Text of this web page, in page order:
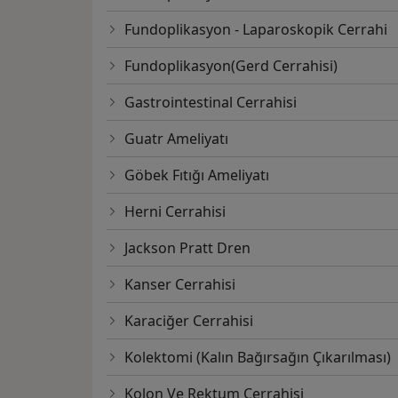
ÜYE OLUNAN BİLİMSEL DERNEKLER
1. Türk Cerrahi Derneği
2. Türk HepatopankreatoBiliyer Cerrahi
3. Türk Kolorektal Cerrahi Derneği Derneği
4. Türk Acil Cerrahi ve Travma Derneği
5. KEPAN Derneği
6. Dünya Hepatopankreatobiliyer Cerrahi
7. Mersin Cerrahi Derneği
8. Türk Laparoendoskopik Cerrahi Derneği
9. Cerrahi Gastroenteroloji ve Endoskopi
Türkiye Klinikleri Dergisi, Malatya Tıp
İnvestigative Surgery Journal of Clinics in
danışma kurulu üyeliğim mevcuttur.
Fundoplikasyon - Laparoskopik Cerrahi
Fundoplikasyon(Gerd Cerrahisi)
Gastrointestinal Cerrahisi
Guatr Ameliyatı
Göbek Fıtığı Ameliyatı
Herni Cerrahisi
Jackson Pratt Dren
Kanser Cerrahisi
Karaciğer Cerrahisi
Kolektomi (Kalın Bağırsağın Çıkarılması)
Kolon Ve Rektum Cerrahisi